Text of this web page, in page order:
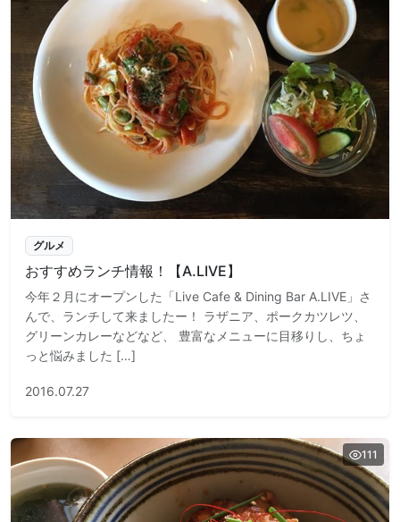
グルメ
おすすめランチ情報！【A.LIVE】
今年２月にオープンした「Live Cafe & Dining Bar A.LIVE」さ
んで、ランチして来ましたー！ ラザニア、ポークカツレツ、
グリーンカレーなどなど、 豊富なメニューに目移りし、ちょ
っと悩みました […]
2016.07.27
111